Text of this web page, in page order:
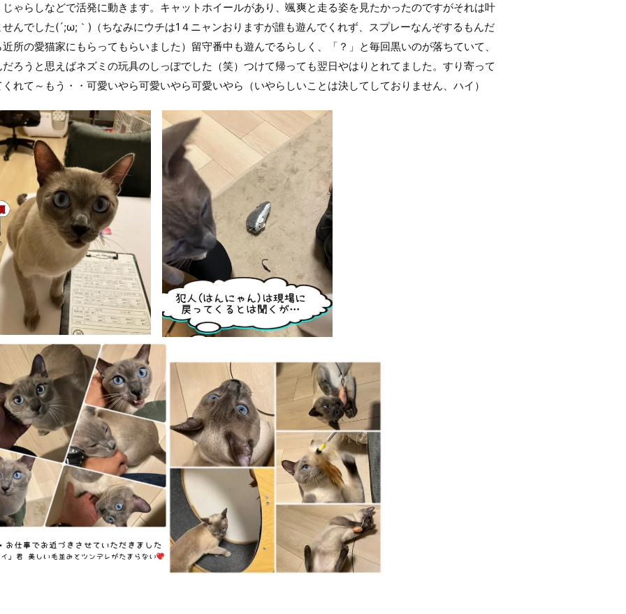
じゃらしなどで活発に動きます。キャットホイールがあり、颯爽と走る姿を見たかったのですがそれは叶
せんでした(´;ω;｀)（ちなみにウチは1４ニャンおりますが誰も遊んでくれず、スプレーなんぞするもんだ
近所の愛猫家にもらってもらいました）留守番中も遊んでるらしく、「？」と毎回黒いのが落ちていて、
だろうと思えばネズミの玩具のしっぽでした（笑）つけて帰っても翌日やはりとれてました。すり寄って
くれて～もう・・可愛いやら可愛いやら可愛いやら（いやらしいことは決してしておりません、ハイ）